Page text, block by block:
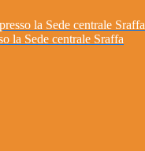
la Sede centrale Sraffa
la Sede centrale Sraffa